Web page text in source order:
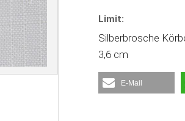
Limit:
Silberbrosche
3,6 cm
E-Mail